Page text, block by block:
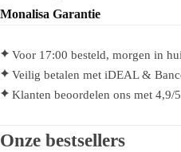
Monalisa Garantie
Voor 17:00 besteld, morgen in
Veilig betalen met iDEAL &
Klanten beoordelen ons met
Onze bestsellers